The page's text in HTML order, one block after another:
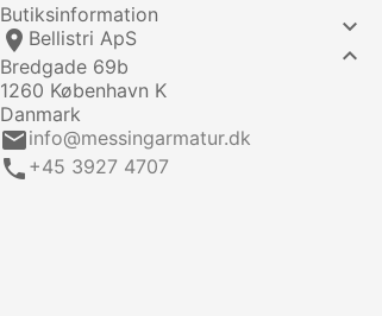
Butiksinformation


location_on Bellistri ApS
Bredgade 69b
1260 København K
Danmark
emailinfo@messingarmatur.dk
call +45 3927 4707